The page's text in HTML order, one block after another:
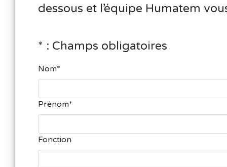
dessous et l’équipe Humatem
* : Champs obligatoires
Nom
Prénom
Fonction